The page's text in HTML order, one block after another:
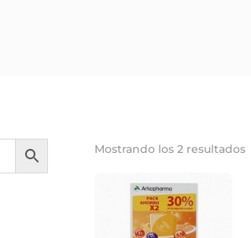
Mostrando los 2 resultados